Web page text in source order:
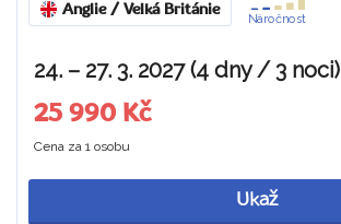
Anglie / Velká Británie
Náročnost
24. – 27. 3. 2027 (4 dny / 3 noci)
25 990 Kč
Cena za 1 osobu
Ukaž